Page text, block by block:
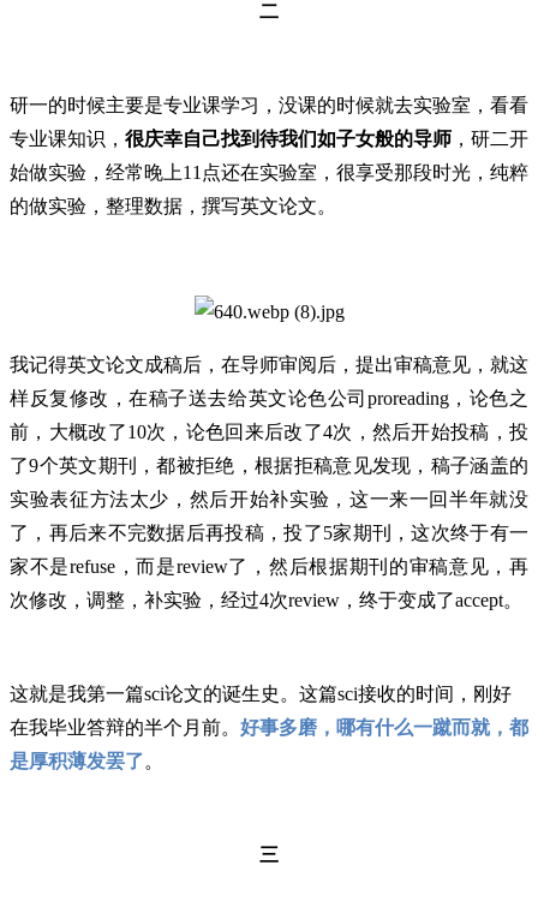
二
研一的时候主要是专业课学习，没课的时候就去实验室，看看
专业课知识， 很庆幸自己找到待我们如子女般的导师 ，研二开
始做实验，经常晚上11点还在实验室，很享受那段时光，纯粹
的做实验，整理数据，撰写英文论文。
我记得英文论文成稿后，在导师审阅后，提出审稿意见，就这
样反复修改，在稿子送去给英文论色公司proreading，论色之
前，大概改了10次，论色回来后改了4次，然后开始投稿，投
了9个英文期刊，都被拒绝，根据拒稿意见发现，稿子涵盖的
实验表征方法太少，然后开始补实验，这一来一回半年就没
了，再后来不完数据后再投稿，投了5家期刊，这次终于有一
家不是refuse，而是review了，然后根据期刊的审稿意见，再
次修改，调整，补实验，经过4次review，终于变成了accept。
这就是我第一篇sci论文的诞生史。这篇sci接收的时间，刚好
在我毕业答辩的半个月前。 好事多磨，哪有什么一蹴而就，都
是厚积薄发罢了。
三